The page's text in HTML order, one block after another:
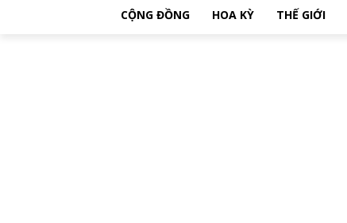
CỘNG ĐỒNG HOA KỲ THẾ GIỚI